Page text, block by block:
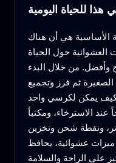
هذا للحياة اليومية
الأساسية هي أن هناك
العشوائية حول الحياة
وأفضل. من خلال البدء
ثم فرز وتجميع
كيف يمكن لكرسي واحد
الاسترخاء، ومكتباً
ونقطة شحن وتخزين
عشوائية، يحافظ
على الراحة والسلامة